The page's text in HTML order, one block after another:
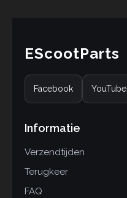
EScootParts
Facebook YouTube
Informatie
Verzendtijden
Terugkeer
FAQ